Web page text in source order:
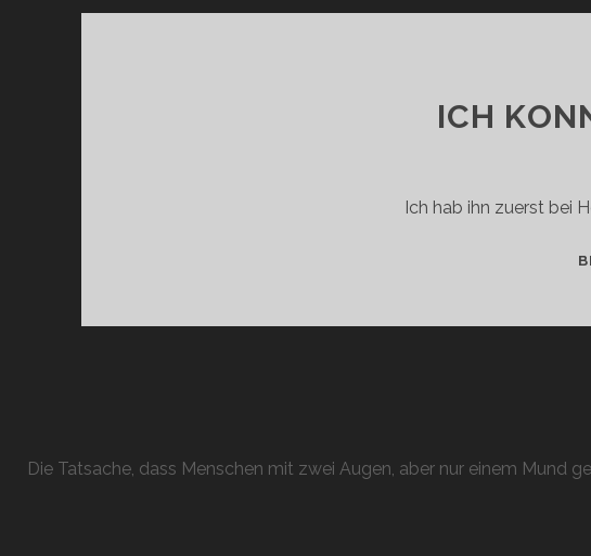
ICH
Ich hab ihn zuerst bei
Die Tatsache, dass Menschen mit zwei Augen, aber nur einem Mund